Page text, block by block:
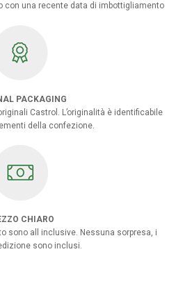
con una recente data di imbottigliamento
PACKAGING
Castrol. L’originalità è identificabile
della confezione.
CHIARO
sono all inclusive. Nessuna sorpresa, i
sono inclusi.